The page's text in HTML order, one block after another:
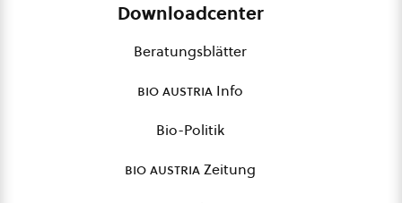
Downloadcenter
Beratungsblätter
bio austria Info
Bio-Politik
bio austriaZeitung